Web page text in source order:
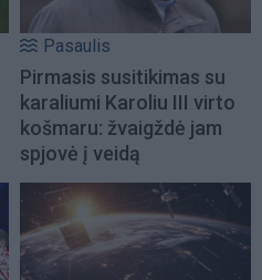
Pasaulis
Pirmasis susitikimas su
karaliumi Karoliu III virto
košmaru: žvaigždė jam
spjovė į veidą